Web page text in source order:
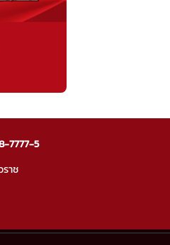
7777-5
ราช